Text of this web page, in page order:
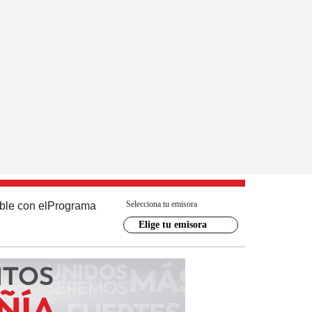
con el Programa Selecciona tu emisora
Elige tu emisora